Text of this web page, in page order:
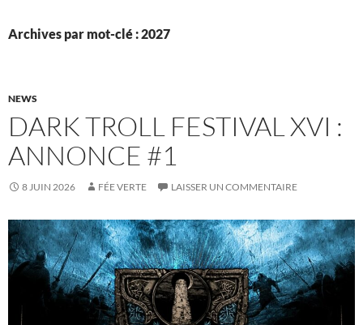
Archives par mot-clé : 2027
NEWS
DARK TROLL FESTIVAL XVI :
ANNONCE #1
8 JUIN 2026 FÉE VERTE LAISSER UN COMMENTAIRE